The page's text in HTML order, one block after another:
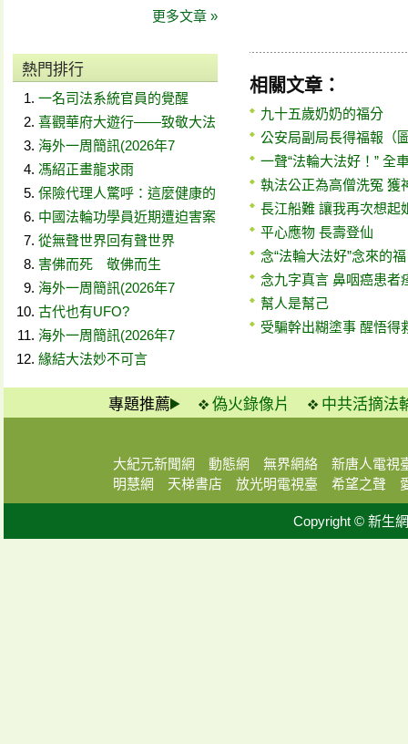
更多文章 »
熱門排行
一名司法系統官員的覺醒
喜觀華府大遊行——致敬大法
海外一周簡訊(2026年7
馮紹正畫龍求雨
保險代理人驚呼：這麼健康的
中國法輪功學員近期遭迫害案
從無聲世界回有聲世界
害佛而死 敬佛而生
海外一周簡訊(2026年7
古代也有UFO?
海外一周簡訊(2026年7
緣結大法妙不可言
相關文章：
九十五歲奶奶的福分
公安局副局長得福報（
一聲“法輪大法好！” 全
執法公正為高僧洗冤 獲
長江船難 讓我再次想起
平心應物 長壽登仙
念“法輪大法好”念來的
念九字真言 鼻咽癌患者
幫人是幫己
受騙幹出糊塗事 醒悟得
專題推薦 偽火錄像片 中共活摘法
大紀元新聞網 動態網 無界網絡
新唐人電視
明慧網
天梯書店 放光明電視臺 希望之聲
Copyright © 新生